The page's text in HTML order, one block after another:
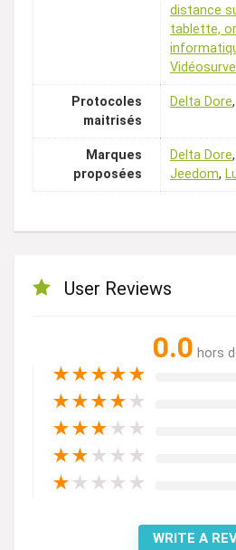
distance
tablette,
Protocoles
maitrisés
Delta Dore,
Marques
proposées
Delta Dore,
Jeedom,
User Reviews
0.0 hors
★★★★★
★★★★ ★
★★★ ★ ★
★★ ★ ★ ★
★ ★ ★ ★ ★
WRITE A